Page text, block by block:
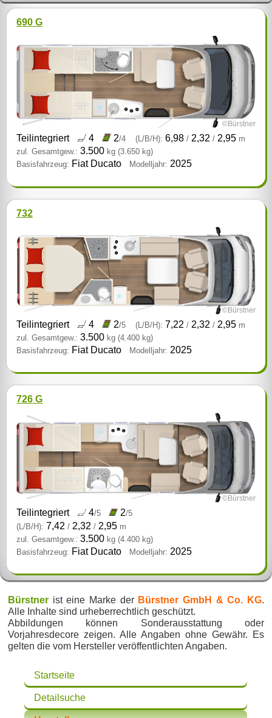
690 G
©Bürstner
Teilintegriert 4 2/4 (L/B/H): 6,98/ 2,32/ 2,95 m
zul. Gesamtgew.: 3.500 kg (3.650 kg)
Basisfahrzeug: Fiat Ducato Modelljahr: 2025
732
©Bürstner
Teilintegriert 4 2/5 (L/B/H): 7,22/ 2,32/ 2,95 m
zul. Gesamtgew.: 3.500 kg (4.400 kg)
Basisfahrzeug: Fiat Ducato Modelljahr: 2025
726 G
©Bürstner
Teilintegriert 4/5 2/5
(L/B/H): 7,42/ 2,32/ 2,95 m
zul. Gesamtgew.: 3.500 kg (4.400 kg)
Basisfahrzeug: Fiat Ducato Modelljahr: 2025
Bürstnerist eine Marke der Bürstner GmbH & Co. KG.
Alle Inhalte sind urheberrechtlich geschützt.
Abbildungen können Sonderausstattung oder
Vorjahresdecore zeigen. Alle Angaben ohne Gewähr. Es
gelten die vom Hersteller veröffentlichten Angaben.
Startseite
Detailsuche